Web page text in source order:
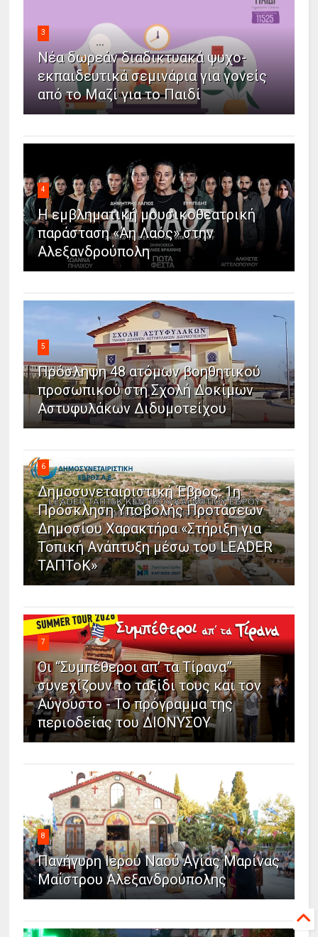
3
Νέα δωρεάν διαδικτυακά ψυχο-
εκπαιδευτικά σεμινάρια για γονείς
από το Μαζί για το Παιδί
4
Η εμβληματική μουσικοθεατρική
παράσταση «Άη Λαός» στην
Αλεξανδρούπολη
5
Πρόσληψη 48 ατόμων βοηθητικού
προσωπικού στη Σχολή Δοκίμων
Αστυφυλάκων Διδυμοτείχου
6
Δημοσυνεταιριστική Έβρος: 1η
Πρόσκληση Υποβολής Προτάσεων
Δημοσίου Χαρακτήρα «Στήριξη για
Τοπική Ανάπτυξη μέσω του LEADER
ΤΑΠΤοΚ»
7
Οι “Συμπέθεροι απ’ τα Τίρανα”
συνεχίζουν το ταξίδι τους και τον
Αύγουστο - Το πρόγραμμα της
περιοδείας του ΔΙΟΝΥΣΟΥ
8
Πανήγυρη Ιερού Ναού Αγίας Μαρίνας
Μαΐστρου Αλεξανδρούπολης